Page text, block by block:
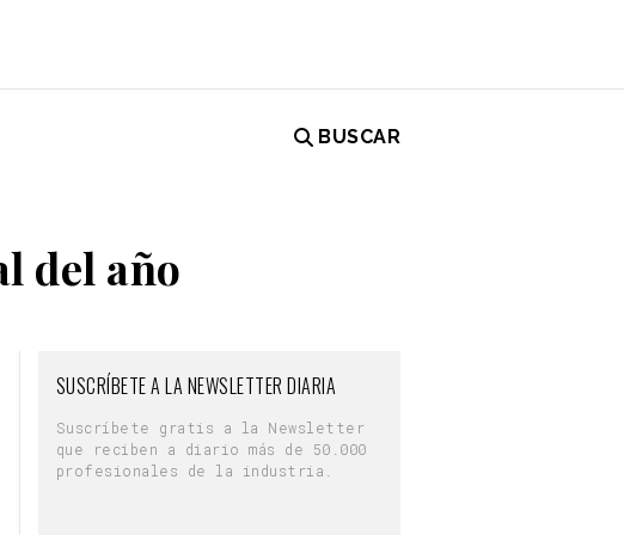
BUSCAR
del año
SUSCRÍBETE A LA NEWSLETTER DIARIA
Suscríbete gratis a la Newsletter
que reciben a diario más de 50.000
profesionales de la industria.